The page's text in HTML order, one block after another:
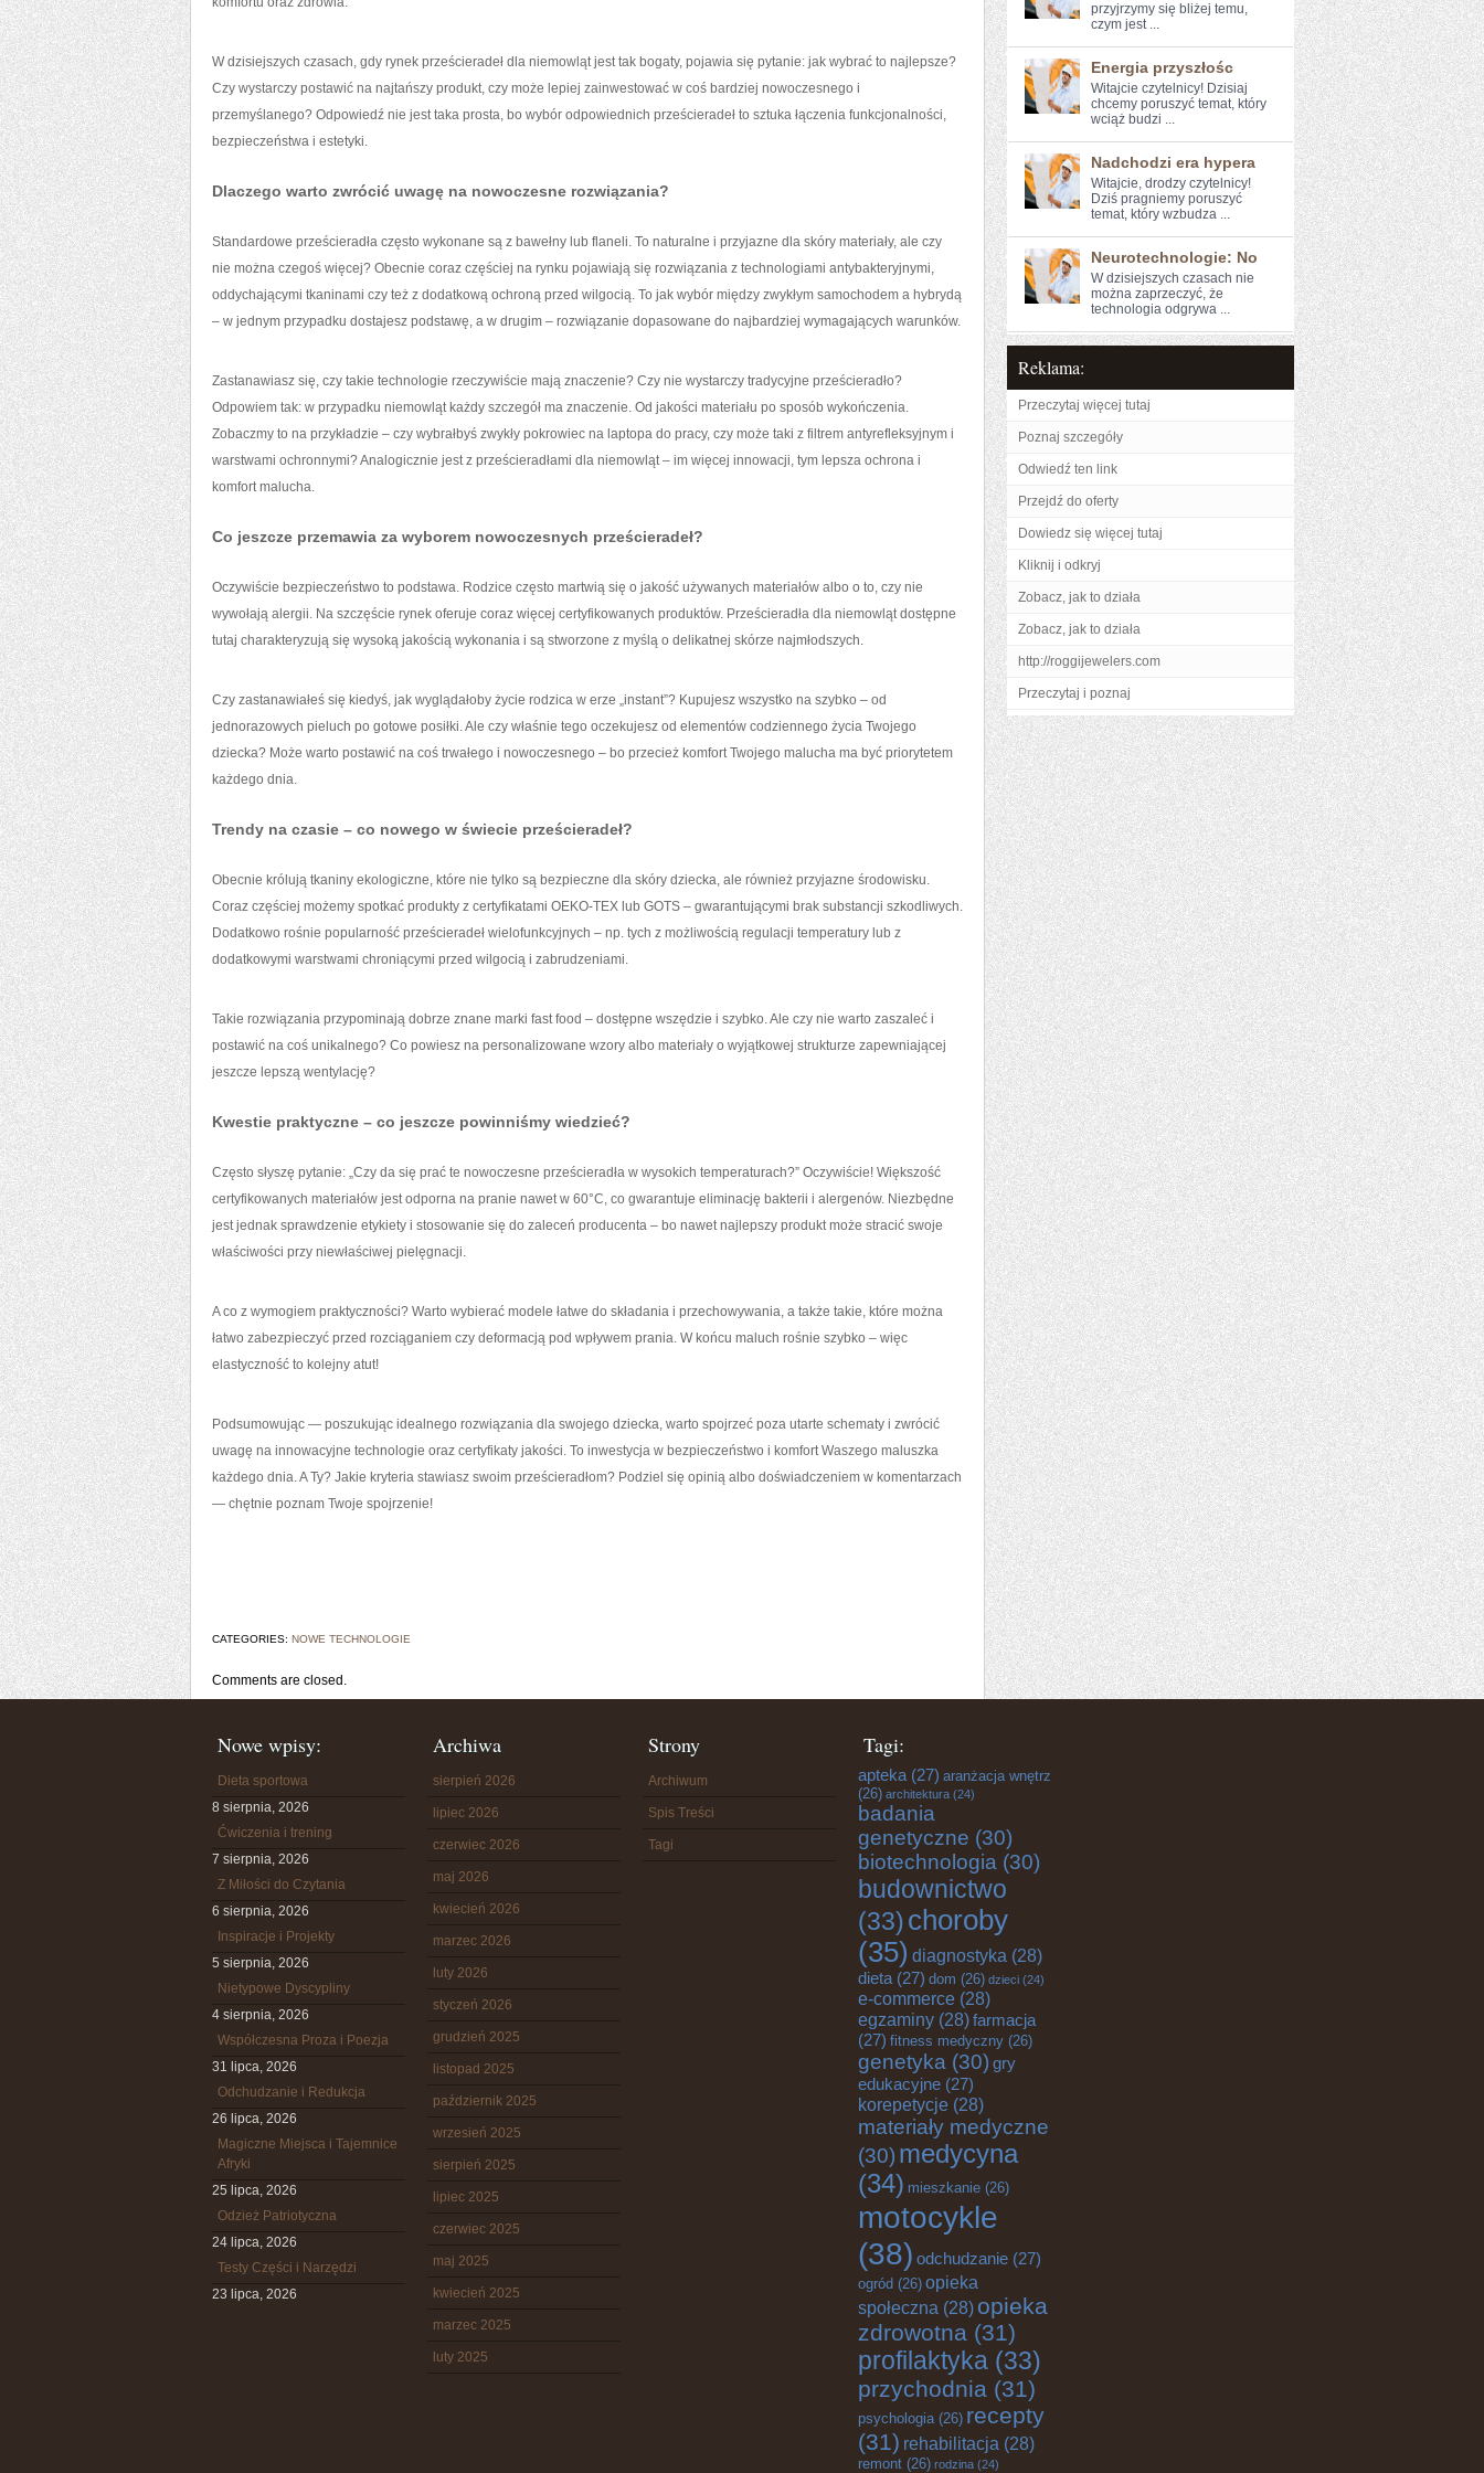
W dzisiejszych czasach, gdy rynek prześcieradeł dla niemowląt jest tak bogaty, pojawia się pytanie: jak wybrać to najlepsze?
Czy wystarczy postawić na najtańszy produkt, czy może lepiej zainwestować w coś bardziej nowoczesnego i
przemyślanego? Odpowiedź nie jest taka prosta, bo wybór odpowiednich prześcieradeł to sztuka łączenia funkcjonalności,
bezpieczeństwa i estetyki.
Dlaczego warto zwrócić uwagę na nowoczesne rozwiązania?
Standardowe prześcieradła często wykonane są z bawełny lub flaneli. To naturalne i przyjazne dla skóry materiały, ale czy
nie można czegoś więcej? Obecnie coraz częściej na rynku pojawiają się rozwiązania z technologiami antybakteryjnymi,
oddychającymi tkaninami czy też z dodatkową ochroną przed wilgocią. To jak wybór między zwykłym samochodem a hybrydą
– w jednym przypadku dostajesz podstawę, a w drugim – rozwiązanie dopasowane do najbardziej wymagających warunków.
Zastanawiasz się, czy takie technologie rzeczywiście mają znaczenie? Czy nie wystarczy tradycyjne prześcieradło?
Odpowiem tak: w przypadku niemowląt każdy szczegół ma znaczenie. Od jakości materiału po sposób wykończenia.
Zobaczmy to na przykładzie – czy wybrałbyś zwykły pokrowiec na laptopa do pracy, czy może taki z filtrem antyrefleksyjnym i
warstwami ochronnymi? Analogicznie jest z prześcieradłami dla niemowląt – im więcej innowacji, tym lepsza ochrona i
komfort malucha.
Co jeszcze przemawia za wyborem nowoczesnych prześcieradeł?
Oczywiście bezpieczeństwo to podstawa. Rodzice często martwią się o jakość używanych materiałów albo o to, czy nie
wywołają alergii. Na szczęście rynek oferuje coraz więcej certyfikowanych produktów. Prześcieradła dla niemowląt dostępne
tutaj charakteryzują się wysoką jakością wykonania i są stworzone z myślą o delikatnej skórze najmłodszych.
Czy zastanawiałeś się kiedyś, jak wyglądałoby życie rodzica w erze „instant”? Kupujesz wszystko na szybko – od
jednorazowych pieluch po gotowe posiłki. Ale czy właśnie tego oczekujesz od elementów codziennego życia Twojego
dziecka? Może warto postawić na coś trwałego i nowoczesnego – bo przecież komfort Twojego malucha ma być priorytetem
każdego dnia.
Trendy na czasie – co nowego w świecie prześcieradeł?
Obecnie królują tkaniny ekologiczne, które nie tylko są bezpieczne dla skóry dziecka, ale również przyjazne środowisku.
Coraz częściej możemy spotkać produkty z certyfikatami OEKO-TEX lub GOTS – gwarantującymi brak substancji szkodliwych.
Dodatkowo rośnie popularność prześcieradeł wielofunkcyjnych – np. tych z możliwością regulacji temperatury lub z
dodatkowymi warstwami chroniącymi przed wilgocią i zabrudzeniami.
Takie rozwiązania przypominają dobrze znane marki fast food – dostępne wszędzie i szybko. Ale czy nie warto zaszaleć i
postawić na coś unikalnego? Co powiesz na personalizowane wzory albo materiały o wyjątkowej strukturze zapewniającej
jeszcze lepszą wentylację?
Kwestie praktyczne – co jeszcze powinniśmy wiedzieć?
Często słyszę pytanie: „Czy da się prać te nowoczesne prześcieradła w wysokich temperaturach?” Oczywiście! Większość
certyfikowanych materiałów jest odporna na pranie nawet w 60°C, co gwarantuje eliminację bakterii i alergenów. Niezbędne
jest jednak sprawdzenie etykiety i stosowanie się do zaleceń producenta – bo nawet najlepszy produkt może stracić swoje
właściwości przy niewłaściwej pielęgnacji.
A co z wymogiem praktyczności? Warto wybierać modele łatwe do składania i przechowywania, a także takie, które można
łatwo zabezpieczyć przed rozciąganiem czy deformacją pod wpływem prania. W końcu maluch rośnie szybko – więc
elastyczność to kolejny atut!
Podsumowując — poszukując idealnego rozwiązania dla swojego dziecka, warto spojrzeć poza utarte schematy i zwrócić
uwagę na innowacyjne technologie oraz certyfikaty jakości. To inwestycja w bezpieczeństwo i komfort Waszego maluszka
każdego dnia. A Ty? Jakie kryteria stawiasz swoim prześcieradłom? Podziel się opinią albo doświadczeniem w komentarzach
— chętnie poznam Twoje spojrzenie!
CATEGORIES: NOWE TECHNOLOGIE
Comments are closed.
przyjrzymy się bliżej temu,
czym jest ...
Energia przyszłośc
Witajcie czytelnicy! Dzisiaj
⁣chcemy poruszyć temat, który
wciąż budzi ...
Nadchodzi era hypera
Witajcie, drodzy ⁣czytelnicy!
Dziś pragniemy poruszyć
temat, który wzbudza ...
Neurotechnologie: No
W dzisiejszych czasach nie
można zaprzeczyć, ⁣że​
technologia ‌odgrywa ...
Reklama:
Przeczytaj więcej tutaj
Poznaj szczegóły
Odwiedź ten link
Przejdź do oferty
Dowiedz się więcej tutaj
Kliknij i odkryj
Zobacz, jak to działa
Zobacz, jak to działa
http://roggijewelers.com
Przeczytaj i poznaj
Nowe wpisy:
Dieta sportowa
8 sierpnia, 2026
Ćwiczenia i trening
7 sierpnia, 2026
Z Miłości do Czytania
6 sierpnia, 2026
Inspiracje i Projekty
5 sierpnia, 2026
Nietypowe Dyscypliny
4 sierpnia, 2026
Współczesna Proza i Poezja
31 lipca, 2026
Odchudzanie i Redukcja
26 lipca, 2026
Magiczne Miejsca i Tajemnice
Afryki
25 lipca, 2026
Odzież Patriotyczna
24 lipca, 2026
Testy Części i Narzędzi
23 lipca, 2026
Archiwa
sierpień 2026
lipiec 2026
czerwiec 2026
maj 2026
kwiecień 2026
marzec 2026
luty 2026
styczeń 2026
grudzień 2025
listopad 2025
październik 2025
wrzesień 2025
sierpień 2025
lipiec 2025
czerwiec 2025
maj 2025
kwiecień 2025
marzec 2025
luty 2025
Strony
Archiwum
Spis Treści
Tagi
Tagi:
apteka (27) aranżacja wnętrz
(26) architektura (24)
badania
genetyczne (30)
biotechnologia (30)
budownictwo
(33)choroby
(35) diagnostyka (28)
dieta (27) dom (26) dzieci (24)
e-commerce (28)
egzaminy (28)farmacja
(27) fitness medyczny (26)
genetyka (30) gry
edukacyjne (27)
korepetycje (28)
materiały medyczne
(30) medycyna
(34) mieszkanie (26)
motocykle
(38) odchudzanie (27)
ogród (26) opieka
społeczna (28) opieka
zdrowotna (31)
profilaktyka (33)
przychodnia (31)
psychologia(26) recepty
(31) rehabilitacja (28)
remont (26) rodzina (24)